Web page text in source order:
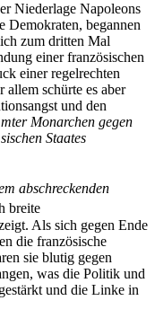
Niederlage Napoleons
Demokraten, begannen
zum dritten Mal
einer französischen
einer regelrechten
allem schürte es aber
und den
Monarchen gegen
Staates
abschreckenden
breite
Als sich gegen Ende
die französische
sie blutig gegen
was die Politik und
und die Linke in